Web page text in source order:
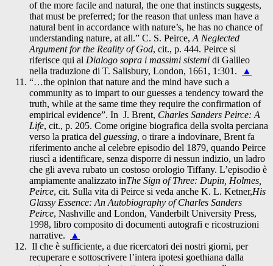
of the more facile and natural, the one that instincts suggests,
that must be preferred; for the reason that unless man have a
natural bent in accordance with nature’s, he has no chance of
understanding nature, at all.” C. S. Peirce, A Neglected
Argument for the Reality of God, cit., p. 444. Peirce si
riferisce qui al Dialogo sopra i massimi sistemi di Galileo
nella traduzione di T. Salisbury, London, 1661, 1:301.
▲
“…the opinion that nature and the mind have such a
community as to impart to our guesses a tendency toward the
truth, while at the same time they require the confirmation of
empirical evidence”. In J. Brent, Charles Sanders Peirce: A
Life, cit., p. 205. Come origine biografica della svolta perciana
verso la pratica del guessing, o tirare a indovinare, Brent fa
riferimento anche al celebre episodio del 1879, quando Peirce
riuscì a identificare, senza disporre di nessun indizio, un ladro
che gli aveva rubato un costoso orologio Tiffany. L’episodio è
ampiamente analizzato inThe Sign of Three: Dupin, Holmes,
Peirce, cit. Sulla vita di Peirce si veda anche K. L. Ketner,His
Glassy Essence: An Autobiography of Charles Sanders
Peirce, Nashville and London, Vanderbilt University Press,
1998, libro composito di documenti autografi e ricostruzioni
narrative.
▲
Il che è sufficiente, a due ricercatori dei nostri giorni, per
recuperare e sottoscrivere l’intera ipotesi goethiana dalla